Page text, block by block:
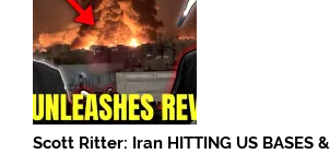
Scott Ritter: Iran HITTING US BASES